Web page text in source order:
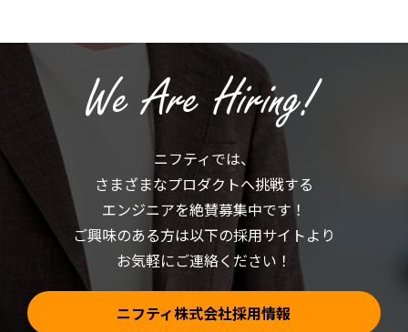
リ
し
い
ウ
ィ
開
き
す)
有
(新
い
ウ
ィ
ン
ま
す)
ニフティでは、
さまざまなプロダクトへ挑戦する
エンジニアを絶賛募集中です！
ご興味のある方は以下の採用サイトより
お気軽にご連絡ください！
ニフティ株式会社採用情報